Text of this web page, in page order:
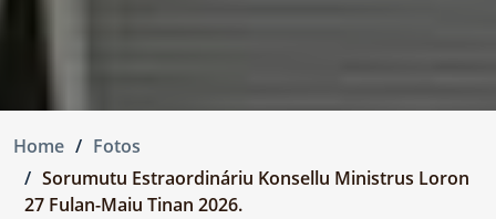
Home
Fotos
Sorumutu Estraordináriu Konsellu Ministrus Loron
27 Fulan-Maiu Tinan 2026.